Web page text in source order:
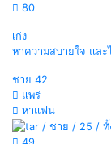
80
เก่ง
หาความสบายใจ แล
ชาย 42
แพร่
หาแฟน